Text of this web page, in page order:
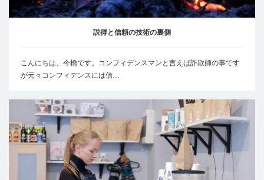
説得と信頼の技術の裏側
こんにちは、今橋です。コンフィデンスマンと言えば詐欺師の事です
が元々コンフィデンスには信…